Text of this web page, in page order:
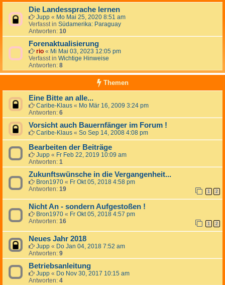
Die Landessprache lernen
Jupp « Mo Mai 25, 2020 8:51 am
Verfasst in Südamerika: Paraguay
Antworten: 10
Forenaktualisierung
rio « Mi Mai 03, 2023 12:05 pm
Verfasst in Wichtige Hinweise
Antworten: 8
Themen
Eine Bitte an alle...
Caribe-Klaus « Mo Mär 16, 2009 3:24 pm
Antworten: 6
Vorsicht auch Bauernfänger im Forum !
Caribe-Klaus « So Sep 14, 2008 4:08 pm
Bearbeiten der Beiträge
Jupp « Fr Feb 22, 2019 10:09 am
Antworten: 1
Zukunftswünsche in die Vergangenheit...
Bron1970 « Fr Okt 05, 2018 4:58 pm
Antworten: 19 1 2
Nicht An - sondern Aufgestoßen !
Bron1970 « Fr Okt 05, 2018 4:57 pm
Antworten: 16 1 2
Neues Jahr 2018
Jupp « Do Jan 04, 2018 7:52 am
Antworten: 9
Betriebsanleitung
Jupp « Do Nov 30, 2017 10:15 am
Antworten: 4